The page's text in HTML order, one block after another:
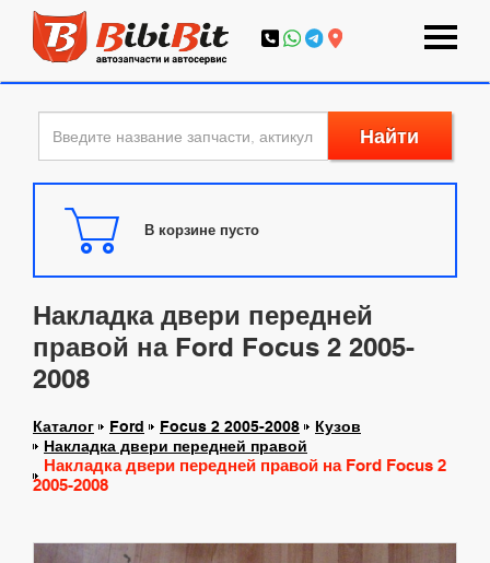
Найти
В корзине пусто
Накладка двери передней
правой на Ford Focus 2 2005-
2008
Каталог Ford Focus 2 2005-2008
Кузов
Накладка двери передней правой
Накладка двери передней правой на Ford Focus 2
2005-2008